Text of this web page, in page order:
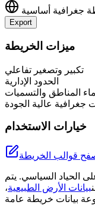
جغرافية أساسية
Export
+
−
ميزات الخريطة
تكبير وتصغير تفاعلي
الحدود الإدارية
المناطق والتسميات
جغرافية عالية الجودة
خيارات الاستخدام
قوالب الخريطة
الحياد السياسي. يتم
بيانات الأرض الطبيعية،